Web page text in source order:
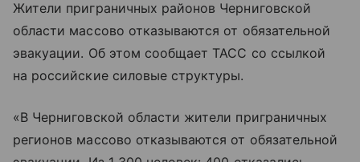
Жители приграничных районов Черниговской
области массово отказываются от обязательной
эвакуации. Об этом сообщает ТАСС со ссылкой
на российские силовые структуры.
«В Черниговской области жители приграничных
регионов массово отказываются от обязательной